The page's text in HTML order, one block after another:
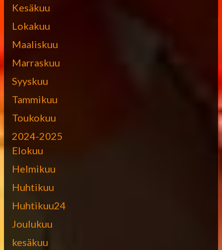
Kesäkuu
Lokakuu
Maaliskuu
Marraskuu
Syyskuu
Tammikuu
Toukokuu
2024-2025
Elokuu
Helmikuu
Huhtikuu
Huhtikuu24
Joulukuu
kesäkuu